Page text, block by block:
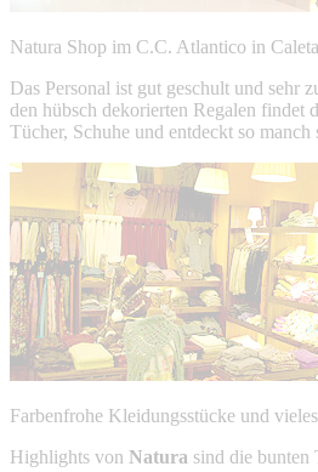
Natura Shop im C.C. Atlantico in
Das Personal ist gut geschult und sehr
den hübsch dekorierten Regalen findet
Tücher, Schuhe und entdeckt so
Farbenfrohe Kleidungsstücke und
Highlights von Natura sind die bunten